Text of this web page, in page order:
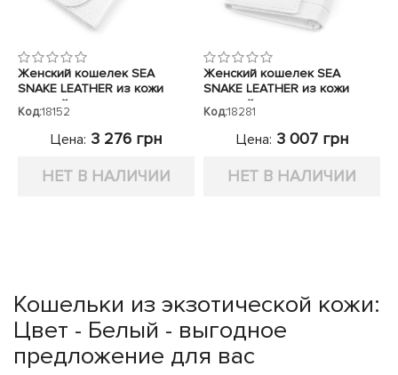
Женский кошелек SEA
SNAKE LEATHER из кожи
морской змеи
Код:18152
Цена: 3 276 грн
НЕТ В НАЛИЧИИ
Женский кошелек SEA
SNAKE LEATHER из кожи
морской змеи
Код:18281
Цена: 3 007 грн
НЕТ В НАЛИЧИИ
Кошельки из экзотической кожи:
Цвет - Белый - выгодное
предложение для вас